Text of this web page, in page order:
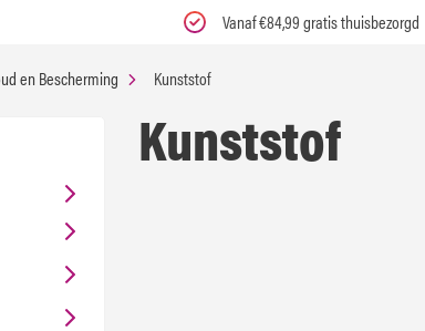
Vanaf €84,99 gratis thuisbezorgd
en Bescherming Kunststof
Kunststof